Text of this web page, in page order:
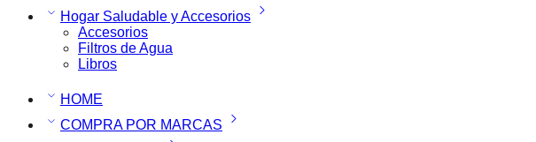
Hogar Saludable y Accesorios
Accesorios
Filtros de Agua
Libros
HOME
COMPRA POR MARCAS